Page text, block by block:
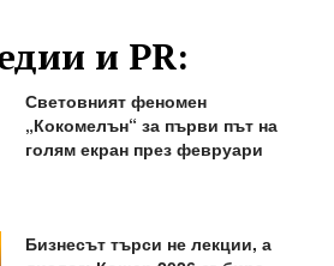
и PR:
Световният феномен
„Кокомелън“ за първи път на
голям екран през февруари
Бизнесът търси не лекции, а